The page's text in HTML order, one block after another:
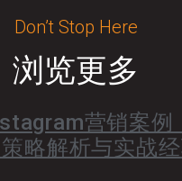
Don’t Stop Here
浏览更多
营销案例
略解析与实战